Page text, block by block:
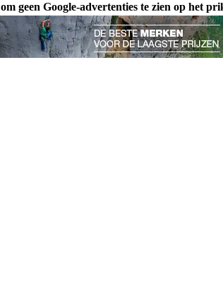
om geen Google-advertenties te zien op het